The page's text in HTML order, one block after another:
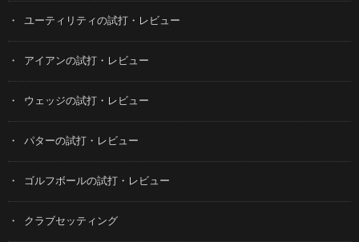
ユーティリティの試打・レビュー
アイアンの試打・レビュー
ウェッジの試打・レビュー
パターの試打・レビュー
ゴルフボールの試打・レビュー
クラブセッティング